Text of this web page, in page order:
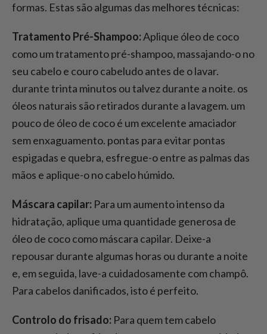
formas. Estas são algumas das melhores técnicas:
Tratamento Pré-Shampoo:Aplique óleo de coco
como um tratamento pré-shampoo, massajando-o no
seu cabelo e couro cabeludo antes de o lavar.
durante trinta minutos ou talvez durante a noite. os
óleos naturais são retirados durante a lavagem. um
pouco de óleo de coco é um excelente amaciador
sem enxaguamento. pontas para evitar pontas
espigadas e quebra, esfregue-o entre as palmas das
mãos e aplique-o no cabelo húmido.
Máscara capilar: Para um aumento intenso da
hidratação, aplique uma quantidade generosa de
óleo de coco como máscara capilar. Deixe-a
repousar durante algumas horas ou durante a noite
e, em seguida, lave-a cuidadosamente com champô.
Para cabelos danificados, isto é perfeito.
Controlo do frisado: Para quem tem cabelo